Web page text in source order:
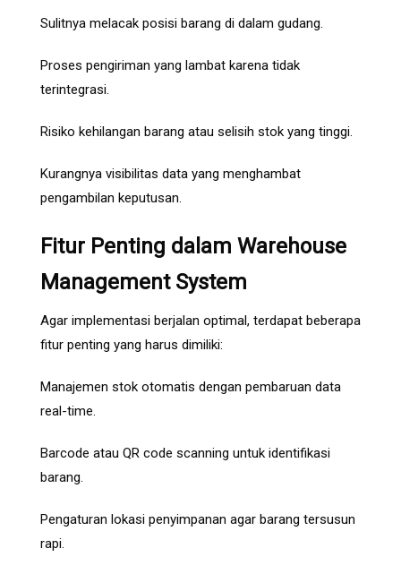
Sulitnya melacak posisi barang di dalam gudang.
Proses pengiriman yang lambat karena tidak
terintegrasi.
Risiko kehilangan barang atau selisih stok yang tinggi.
Kurangnya visibilitas data yang menghambat
pengambilan keputusan.
Fitur Penting dalam Warehouse
Management System
Agar implementasi berjalan optimal, terdapat beberapa
fitur penting yang harus dimiliki:
Manajemen stok otomatis dengan pembaruan data
real-time.
Barcode atau QR code scanning untuk identifikasi
barang.
Pengaturan lokasi penyimpanan agar barang tersusun
rapi.